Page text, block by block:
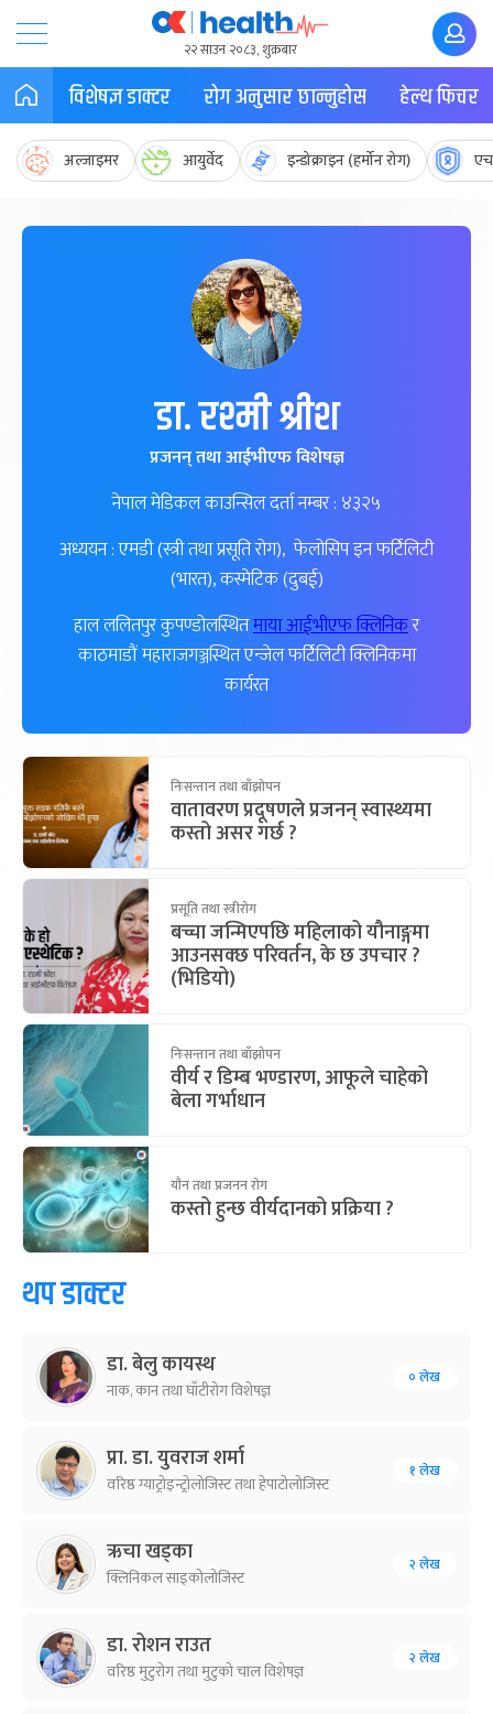
२२ साउन २०८३, शुक्रबार
विशेषज्ञ डाक्टर रोग अनुसार छान्नुहोस हेल्थ फिचर
अल्जाइमर आयुर्वेद इन्डोक्राइन (हर्मोन रोग)
डा. रश्मी श्रीश
प्रजनन् तथा आईभीएफ विशेषज्ञ
नेपाल मेडिकल काउन्सिल दर्ता नम्बर : ४३२५
अध्ययन : एमडी (स्त्री तथा प्रसूति रोग), फेलोसिप इन फर्टिलिटी
(भारत), कस्मेटिक (दुबई)
हाल ललितपुर कुपण्डोलस्थितमाया आईभीएफ क्लिनिकर
काठमाडौं महाराजगञ्जस्थित एन्जेल फर्टिलिटी क्लिनिकमा
कार्यरत
निःसन्तान तथा बाँझोपन
वातावरण प्रदूषणले प्रजनन् स्वास्थ्यमा
कस्तो असर गर्छ ?
प्रसूति तथा स्त्रीरोग
बच्चा जन्मिएपछि महिलाको यौनाङ्गमा
आउनसक्छ परिवर्तन, के छ उपचार ?
(भिडियो)
निःसन्तान तथा बाँझोपन
वीर्य र डिम्ब भण्डारण, आफूले चाहेको
बेला गर्भाधान
यौन तथा प्रजनन रोग
कस्तो हुन्छ वीर्यदानको प्रक्रिया ?
थप डाक्टर
डा. बेलु कायस्थ
नाक, कान तथा घाँटीरोग विशेषज्ञ
० लेख
प्रा. डा. युवराज शर्मा
वरिष्ठ ग्याट्रोइन्ट्रोलोजिस्ट तथा हेपाटोलोजिस्ट
१ लेख
ऋचा खड्का
क्लिनिकल साइकोलोजिस्ट
२ लेख
डा. रोशन राउत
वरिष्ठ मुटुरोग तथा मुटुको चाल विशेषज्ञ
२ लेख